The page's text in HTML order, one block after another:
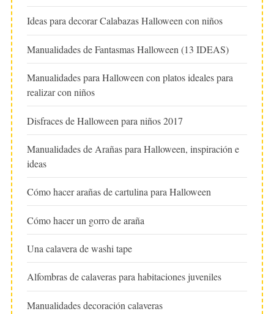
Ideas para decorar Calabazas Halloween con niños
Manualidades de Fantasmas Halloween (13 IDEAS)
Manualidades para Halloween con platos ideales para
realizar con niños
Disfraces de Halloween para niños 2017
Manualidades de Arañas para Halloween, inspiración e
ideas
Cómo hacer arañas de cartulina para Halloween
Cómo hacer un gorro de araña
Una calavera de washi tape
Alfombras de calaveras para habitaciones juveniles
Manualidades decoración calaveras